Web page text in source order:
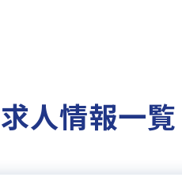
人情報一覧